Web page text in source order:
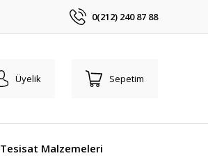
0(212) 240 87 88
Üyelik Sepetim
Tesisat Malzemeleri